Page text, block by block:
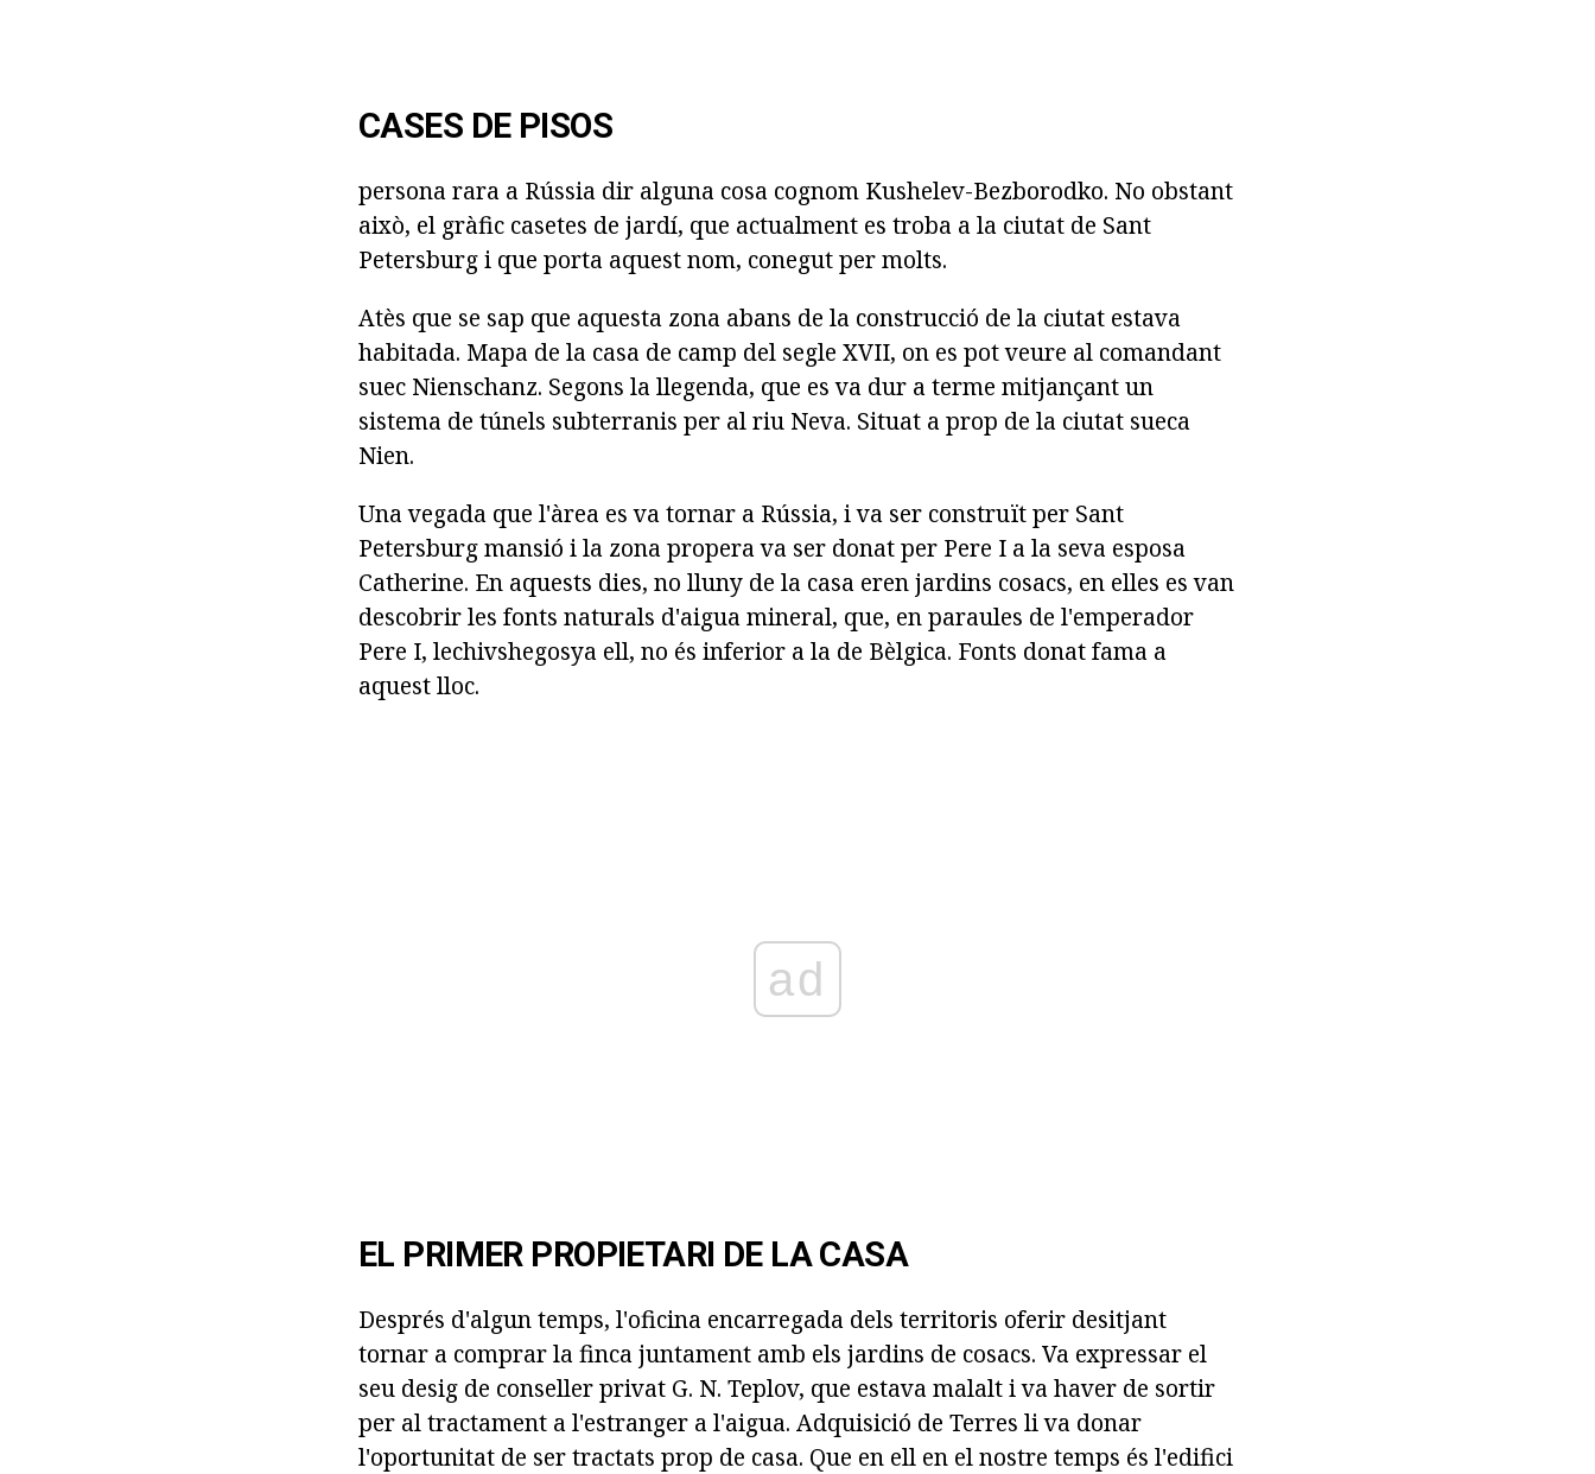
CASES DE PISOS
persona rara a Rússia dir alguna cosa cognom Kushelev-Bezborodko. No obstant
això, el gràfic casetes de jardí, que actualment es troba a la ciutat de Sant
Petersburg i que porta aquest nom, conegut per molts.
Atès que se sap que aquesta zona abans de la construcció de la ciutat estava
habitada. Mapa de la casa de camp del segle XVII, on es pot veure al comandant
suec Nienschanz. Segons la llegenda, que es va dur a terme mitjançant un
sistema de túnels subterranis per al riu Neva. Situat a prop de la ciutat sueca
Nien.
Una vegada que l'àrea es va tornar a Rússia, i va ser construït per Sant
Petersburg mansió i la zona propera va ser donat per Pere I a la seva esposa
Catherine. En aquests dies, no lluny de la casa eren jardins cosacs, en elles es van
descobrir les fonts naturals d'aigua mineral, que, en paraules de l'emperador
Pere I, lechivshegosya ell, no és inferior a la de Bèlgica. Fonts donat fama a
aquest lloc.
ad
EL PRIMER PROPIETARI DE LA CASA
Després d'algun temps, l'oficina encarregada dels territoris oferir desitjant
tornar a comprar la finca juntament amb els jardins de cosacs. Va expressar el
seu desig de conseller privat G. N. Teplov, que estava malalt i va haver de sortir
per al tractament a l'estranger a l'aigua. Adquisició de Terres li va donar
l'oportunitat de ser tractats prop de casa. Que en ell en el nostre temps és l'edifici